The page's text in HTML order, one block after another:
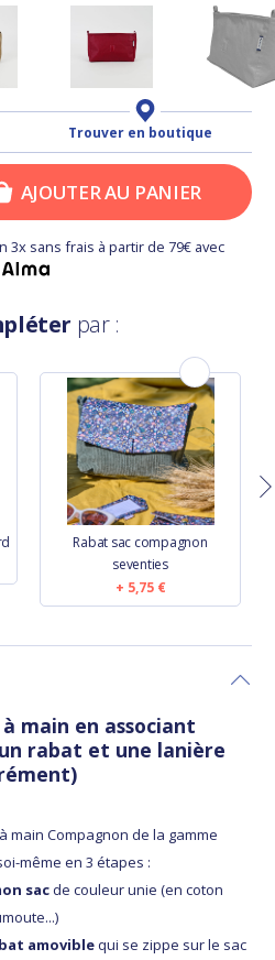
Trouver en boutique
AJOUTER AU PANIER
3x sans frais à partir de 79€ avec
par :
Rabat sac compagnon
seventies
5,75 €
main en associant
rabat et une lanière
main Compagnon de la gamme
même en 3 étapes :
sacde couleur unie (en coton
amoviblequi se zippe sur le sac